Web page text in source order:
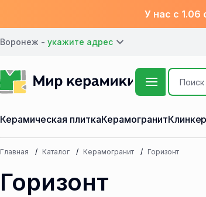
У нас с
Воронеж -
Керамическая плиткаКерамогранитКлинкер
Главная Каталог Керамогранит Горизонт
Горизонт